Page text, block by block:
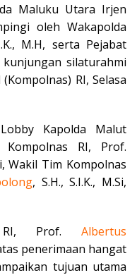
Maluku Utara Irjen
oleh Wakapolda
M.H, serta Pejabat
silaturahmi
RI, Selasa
Kapolda Malut
RI, Prof.
Wakil Tim Kompolnas
, S.H., S.I.K., M.Si,
RI, Prof. Albertus
penerimaan hangat
tujuan utama